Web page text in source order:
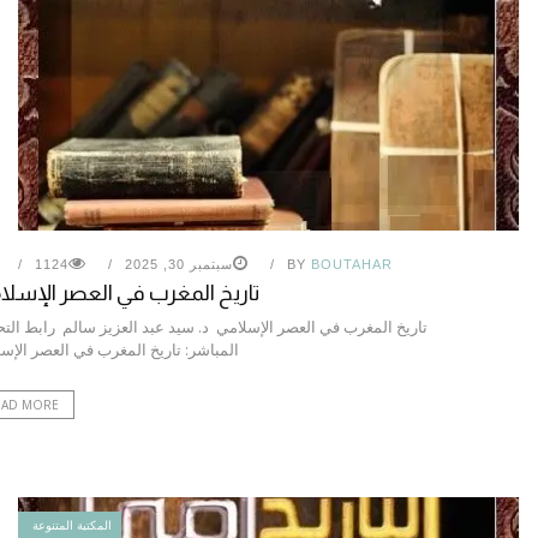
BY BOUTAHAR سبتمبر 30, 2025 1124
تاريخ المغرب في العصر
تاريخ المغرب في العصر الإسلامي د. سيد عبد العزيز سالم رابط
المباشر: تاريخ المغرب في العصر
MORE
المكتبة المتنوعة